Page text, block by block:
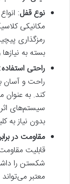
نوع قفل:
مکانیکی
رمزگذاری
بسته به
راحتی استفاده
راحت و آسان
کند. به عنوان
سیستم‌های
بدون نیاز به
مقاومت در
قابلیت
شکستن را
معتبر